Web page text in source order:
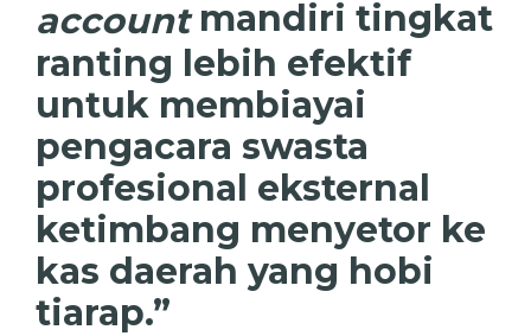
accountmandiri tingkat
ranting lebih efektif
untuk membiayai
pengacara swasta
profesional eksternal
ketimbang menyetor ke
kas daerah yang hobi
tiarap.”